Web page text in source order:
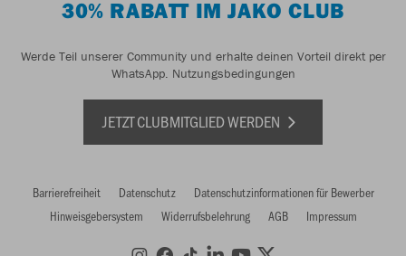
30% RABATT IM JAKO CLUB
Werde Teil unserer Community und erhalte deinen Vorteil direkt per
WhatsApp. Nutzungsbedingungen
JETZT CLUBMITGLIED WERDEN
Barrierefreiheit Datenschutz
Datenschutzinformationen für Bewerber
Hinweisgebersystem
Widerrufsbelehrung AGB Impressum